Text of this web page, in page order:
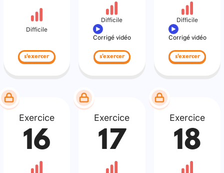
Difficile
s'exercer
Difficile
Corrigé vidéo
s'exercer
Difficile
Corrigé vidéo
s'exercer
Exercice
16
Exercice
17
Exercice
18